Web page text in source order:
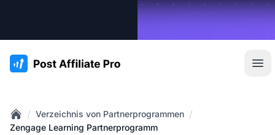
:site.title
Home
/ Verzeichnis von Partnerprogrammen /
Zengage Learning Partnerprogramm